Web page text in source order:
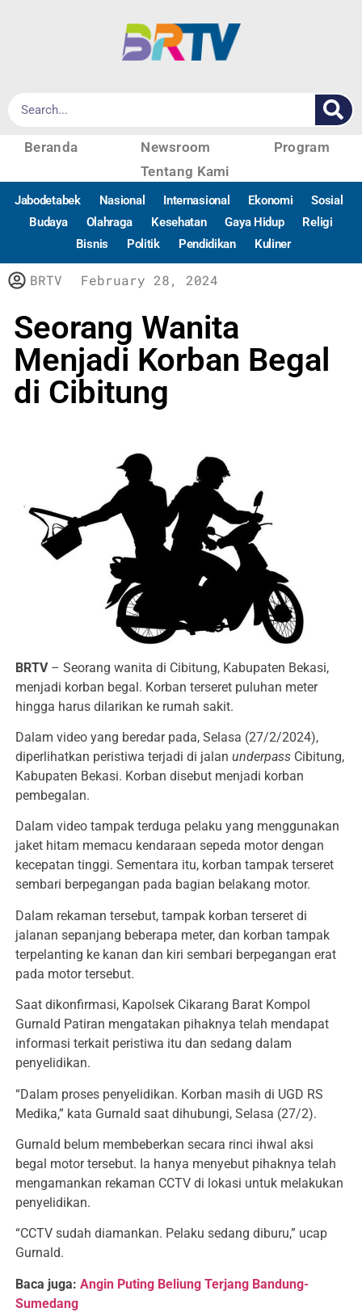
Beranda Newsroom
Program
Tentang Kami
Jabodetabek Nasional Internasional Ekonomi
Sosial
Budaya
Olahraga Kesehatan Gaya Hidup
Religi
Bisnis
Politik Pendidikan Kuliner
BRTV February 28, 2024
Seorang Wanita
Menjadi Korban Begal
di Cibitung
BRTV – Seorang wanita di Cibitung, Kabupaten Bekasi,
menjadi korban begal. Korban terseret puluhan meter
hingga harus dilarikan ke rumah sakit.
Dalam video yang beredar pada, Selasa (27/2/2024),
diperlihatkan peristiwa terjadi di jalan underpass Cibitung,
Kabupaten Bekasi. Korban disebut menjadi korban
pembegalan.
Dalam video tampak terduga pelaku yang menggunakan
jaket hitam memacu kendaraan sepeda motor dengan
kecepatan tinggi. Sementara itu, korban tampak terseret
sembari berpegangan pada bagian belakang motor.
Dalam rekaman tersebut, tampak korban terseret di
jalanan sepanjang beberapa meter, dan korban tampak
terpelanting ke kanan dan kiri sembari berpegangan erat
pada motor tersebut.
Saat dikonfirmasi, Kapolsek Cikarang Barat Kompol
Gurnald Patiran mengatakan pihaknya telah mendapat
informasi terkait peristiwa itu dan sedang dalam
penyelidikan.
“Dalam proses penyelidikan. Korban masih di UGD RS
Medika,” kata Gurnald saat dihubungi, Selasa (27/2).
Gurnald belum membeberkan secara rinci ihwal aksi
begal motor tersebut. Ia hanya menyebut pihaknya telah
mengamankan rekaman CCTV di lokasi untuk melakukan
penyelidikan.
“CCTV sudah diamankan. Pelaku sedang diburu,” ucap
Gurnald.
Baca juga: Angin Puting Beliung Terjang Bandung-
Sumedang